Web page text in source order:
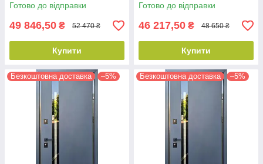
Готово до відправки
49 846,50 ₴ 52 470 ₴
Купити
Готово до відправки
46 217,50 ₴ 48 650 ₴
Купити
Безкоштовна доставка –5% Безкоштовна доставка –5%